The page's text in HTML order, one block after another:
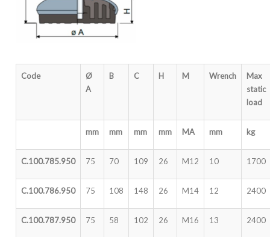
Code
Ø
A
B C H M Wrench
Max
static
load
mm mm mm mm MA mm kg
C.100.785.950 75 70 109 26 M12 10 1700
C.100.786.950 75 108 148 26 M14 12 2400
C.100.787.950 75 58 102 26 M16 13 2400